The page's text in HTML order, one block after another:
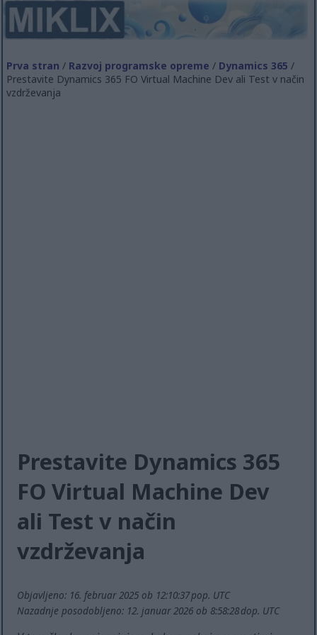
Prva stran / Razvoj programske opreme / Dynamics 365 /
Prestavite Dynamics 365 FO Virtual Machine Dev ali Test v način
vzdrževanja
Prestavite Dynamics 365
FO Virtual Machine Dev
ali Test v način
vzdrževanja
Objavljeno: 16. februar 2025 ob 12:10:37 pop. UTC
Nazadnje posodobljeno: 12. januar 2026 ob 8:58:28 dop. UTC